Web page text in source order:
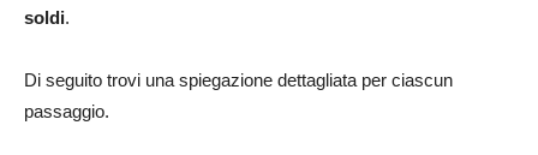
soldi.
Di seguito trovi una spiegazione dettagliata per ciascun
passaggio.